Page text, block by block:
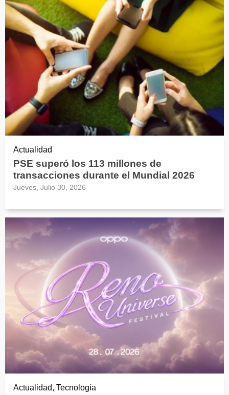
Actualidad
PSE superó los 113 millones de
transacciones durante el Mundial 2026
Jueves, Julio 30, 2026
Actualidad, Tecnología